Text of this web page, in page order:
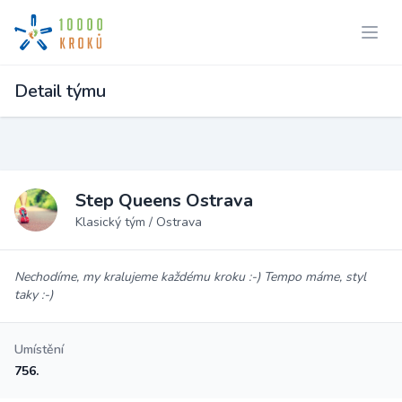
Detail týmu
Step Queens Ostrava
Klasický tým / Ostrava
Nechodíme, my kralujeme každému kroku :-) Tempo máme, styl
taky :-)
Umístění
756.